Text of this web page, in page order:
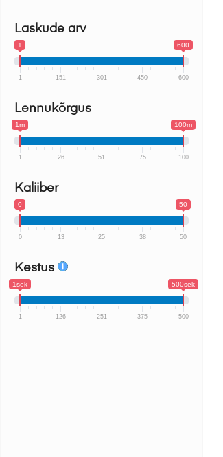
Laskude arv
1 600
1 151 301 450 600
Lennukõrgus
1m 100m
1 26 51 75 100
Kaliiber
0 50
0 13 25 38 50
Kestus
1sek 500sek
1 126 251 375 500